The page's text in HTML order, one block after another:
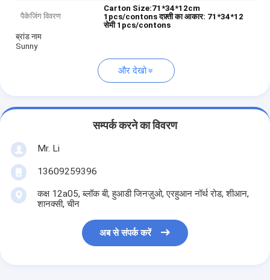
पैकेजिंग विवरण
Carton Size:71*34*12cm
1pcs/contons दफ़्ती का आकार: 71*34*12
सेमी 1pcs/contons
ब्रांड नाम
Sunny
और देखो
सम्पर्क करने का विवरण
Mr. Li
13609259396
कक्ष 12a05, ब्लॉक बी, हुआडी जिनज़ुओ, एरहुआन नॉर्थ रोड, शीआन,
शानक्सी, चीन
अब से संपर्क करें